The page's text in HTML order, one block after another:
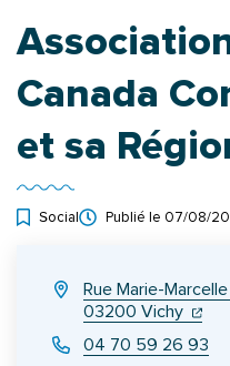
Canada
et sa
Social Publié le 07/08/
Rue Marie-
03200 Vichy
04 70 59 26 93